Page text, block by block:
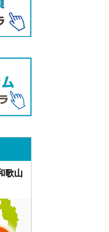
歌山